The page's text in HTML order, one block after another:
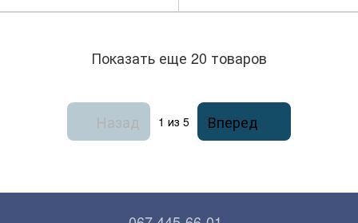
Показать еще 20 товаров
Назад 1 из 5 Вперед